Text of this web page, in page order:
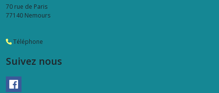
70 rue de Paris
77140 Nemours
Téléphone
Suivez nous